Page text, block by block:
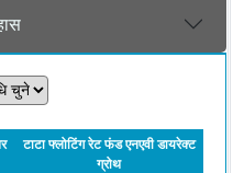
टाटा फ्लोटिंग रेट फंड एनएवी डायरेक्ट
ग्रोथ